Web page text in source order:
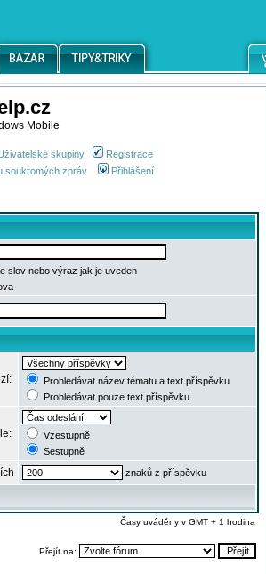
Mobile
skupiny
Registrace
soukromých zpráv Přihlášení
slov nebo výraz jak je uveden
Prohledávat název tématu a text příspěvku
Prohledávat pouze text příspěvku
Vzestupně
Sestupně
znaků z příspěvku
Časy uváděny v GMT + 1 hodina
Přejít na: